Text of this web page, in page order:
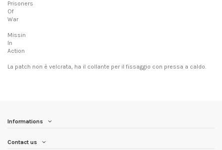
Prisoners
Of
War
Missin
In
Action
La patch non è velcrata, ha il collante per il fissaggio con pressa a caldo.
Informations
Contact us